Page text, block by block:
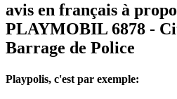
avis en français à
PLAYMOBIL 6878 -
Barrage de Police
Playpolis, c'est par exemple: